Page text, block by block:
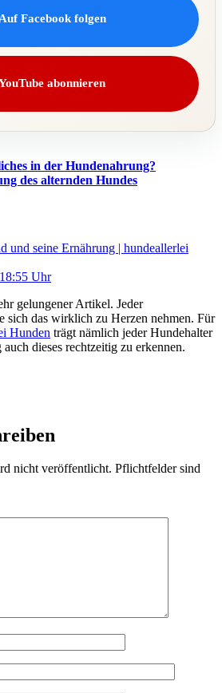
Facebook folgen
abonnieren
in der Hundenahrung?
des alternden Hundes
und seine Ernährung | hundeallerlei
Uhr
gelungener Artikel. Jeder
sich das wirklich zu Herzen nehmen. Für
Hunden trägt nämlich jeder Hundehalter
dieses rechtzeitig zu erkennen.
nicht veröffentlicht. Pflichtfelder sind